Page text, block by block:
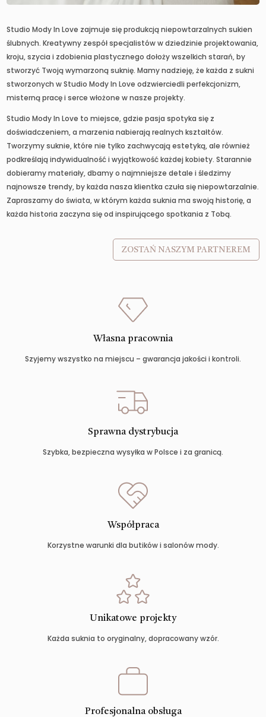
Studio Mody In Love zajmuje się produkcją niepowtarzalnych sukien
ślubnych. Kreatywny zespół specjalistów w dziedzinie projektowania,
kroju, szycia i zdobienia plastycznego dołoży wszelkich starań, by
stworzyć Twoją wymarzoną suknię. Mamy nadzieję, że każda z sukni
stworzonych w Studio Mody In Love odzwierciedli perfekcjonizm,
misterną pracę i serce włożone w nasze projekty.
Studio Mody In Love to miejsce, gdzie pasja spotyka się z
doświadczeniem, a marzenia nabierają realnych kształtów.
Tworzymy suknie, które nie tylko zachwycają estetyką, ale również
podkreślają indywidualność i wyjątkowość każdej kobiety. Starannie
dobieramy materiały, dbamy o najmniejsze detale i śledzimy
najnowsze trendy, by każda nasza klientka czuła się niepowtarzalnie.
Zapraszamy do świata, w którym każda suknia ma swoją historię, a
każda historia zaczyna się od inspirującego spotkania z Tobą.
ZOSTAŃ NASZYM PARTNEREM
Własna pracownia
Szyjemy wszystko na miejscu – gwarancja jakości i kontroli.
Sprawna dystrybucja
Szybka, bezpieczna wysyłka w Polsce i za granicą.
Współpraca
Korzystne warunki dla butików i salonów mody.
Unikatowe projekty
Każda suknia to oryginalny, dopracowany wzór.
Profesjonalna obsługa